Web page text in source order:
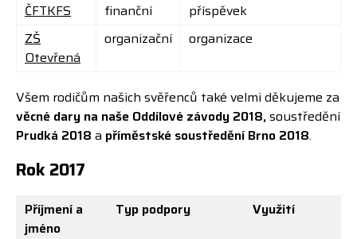
ČFTKFS finanční
příspěvek
ZŠ
Otevřená
organizační organizace
Všem rodičům našich svěřenců také velmi děkujeme za
věcné dary na naše Oddílové závody 2018,soustředění
Prudká 2018 a příměstské soustředění Brno 2018.
Rok 2017
Příjmení a
jméno
Typ podpory Využití